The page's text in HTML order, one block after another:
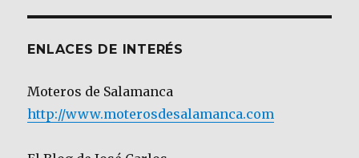
ENLACES DE INTERÉS
Moteros de Salamanca
http://www.moterosdesalamanca.com